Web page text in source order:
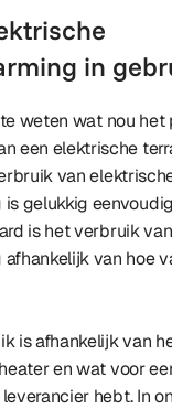
in
weten wat nou het
een elektrische
van
gelukkig
is het verbruik van
afhankelijk van hoe
is afhankelijk van
en wat voor
hebt. In